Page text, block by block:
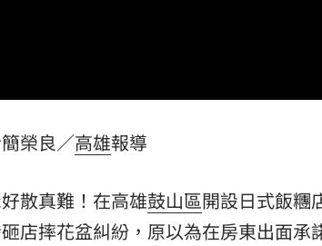
立+24小時直播 15:27
新聞台線上直播
親節推新刮刮樂千萬頭獎超「爸」氣 12:00
0%
榮良／高雄報導
散真難！在高雄鼓山區開設日式飯糰
店摔花盆糾紛，原以為在房東出面